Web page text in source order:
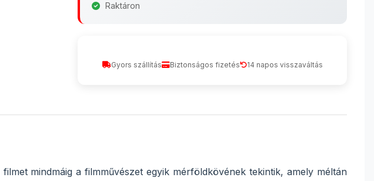
Raktáron
Gyors szállítás Biztonságos fizetés 14 napos visszaváltás
filmet mindmáig a filmművészet egyik mérföldkövének tekintik, amely méltán